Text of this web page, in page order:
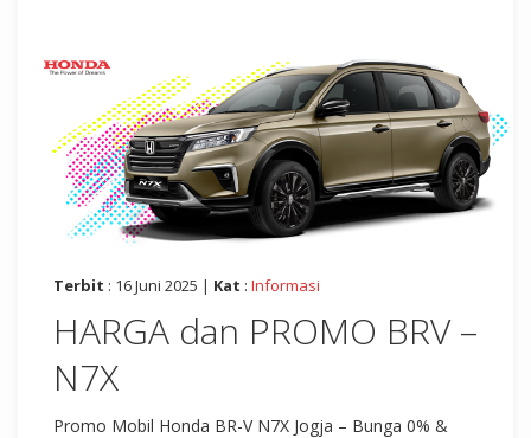
Terbit : 16 Juni 2025 | Kat : Informasi
HARGA dan PROMO BRV –
N7X
Promo Mobil Honda BR-V N7X Jogja – Bunga 0% &